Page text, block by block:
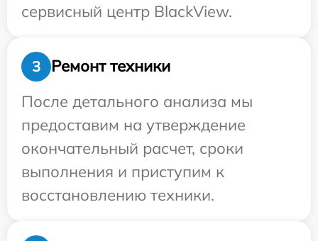
сервисный центр BlackView.
3
Ремонт техники
После детального анализа мы
предоставим на утверждение
окончательный расчет, сроки
выполнения и приступим к
восстановлению техники.